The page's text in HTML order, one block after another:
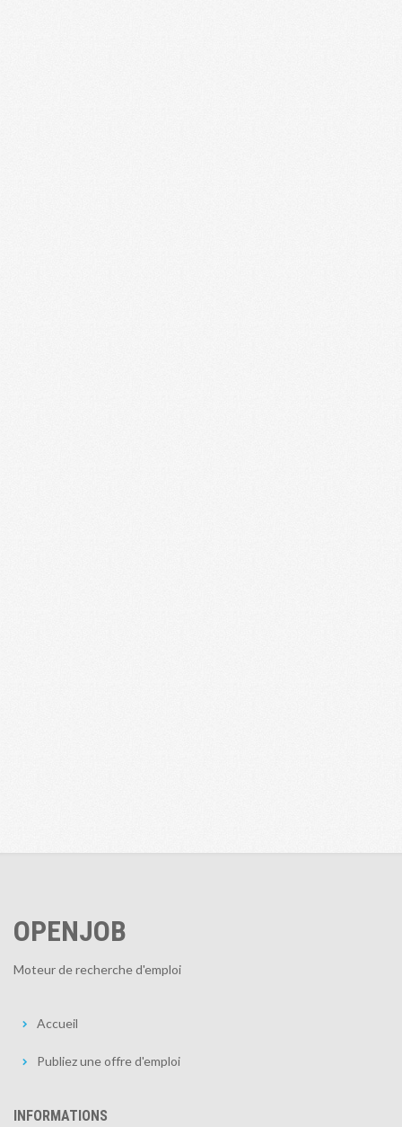
OPENJOB
Moteur de recherche d'emploi
Accueil
Publiez une offre d'emploi
INFORMATIONS